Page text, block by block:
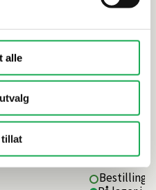
alle
tillat